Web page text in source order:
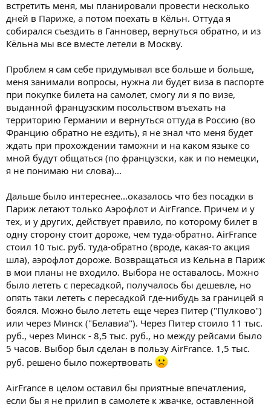
встретить меня, мы планировали провести несколько
дней в Париже, а потом поехать в Кёльн. Оттуда я
собирался съездить в Ганновер, вернуться обратно, и из
Кёльна мы все вместе летели в Москву.
Проблем я сам себе придумывал все больше и больше,
меня занимали вопросы, нужна ли будет виза в паспорте
при покупке билета на самолет, смогу ли я по визе,
выданной французским посольством въехать на
территорию Германии и вернуться оттуда в Россию (во
Францию обратно не ездить), я не знал что меня будет
ждать при прохождении таможни и на каком языке со
мной будут общаться (по французски, как и по немецки,
я не понимаю ни слова)...
Дальше было интереснее...оказалось что без посадки в
Париж летают только Аэрофлот и AirFrance. Причем и у
тех, и у других, действует правило, по которому билет в
одну сторону стоит дороже, чем туда-обратно. AirFrance
стоил 10 тыс. руб. туда-обратно (вроде, какая-то акция
шла), аэрофлот дороже. Возвращаться из Кельна в Париж
в мои планы не входило. Выбора не оставалось. Можно
было лететь с пересадкой, получалось бы дешевле, но
опять таки лететь с пересадкой где-нибудь за границей я
боялся. Можно было лететь еще через Питер ("Пулково")
или через Минск ("Белавиа"). Через Питер стоило 11 тыс.
руб., через Минск - 8,5 тыс. руб., но между рейсами было
5 часов. Выбор был сделан в пользу AirFrance. 1,5 тыс.
руб. решено было пожертвовать
AirFrance в целом оставил бы приятные впечатления,
если бы я не прилип в самолете к жвачке, оставленной